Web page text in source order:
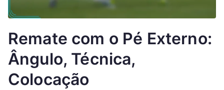
Remate com o Pé Externo:
Ângulo, Técnica,
Colocação